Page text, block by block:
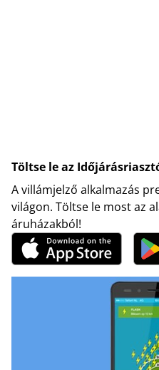
Töltse le az
A villámjelző alkalmazás
világon. Töltse le most az
áruházakból!